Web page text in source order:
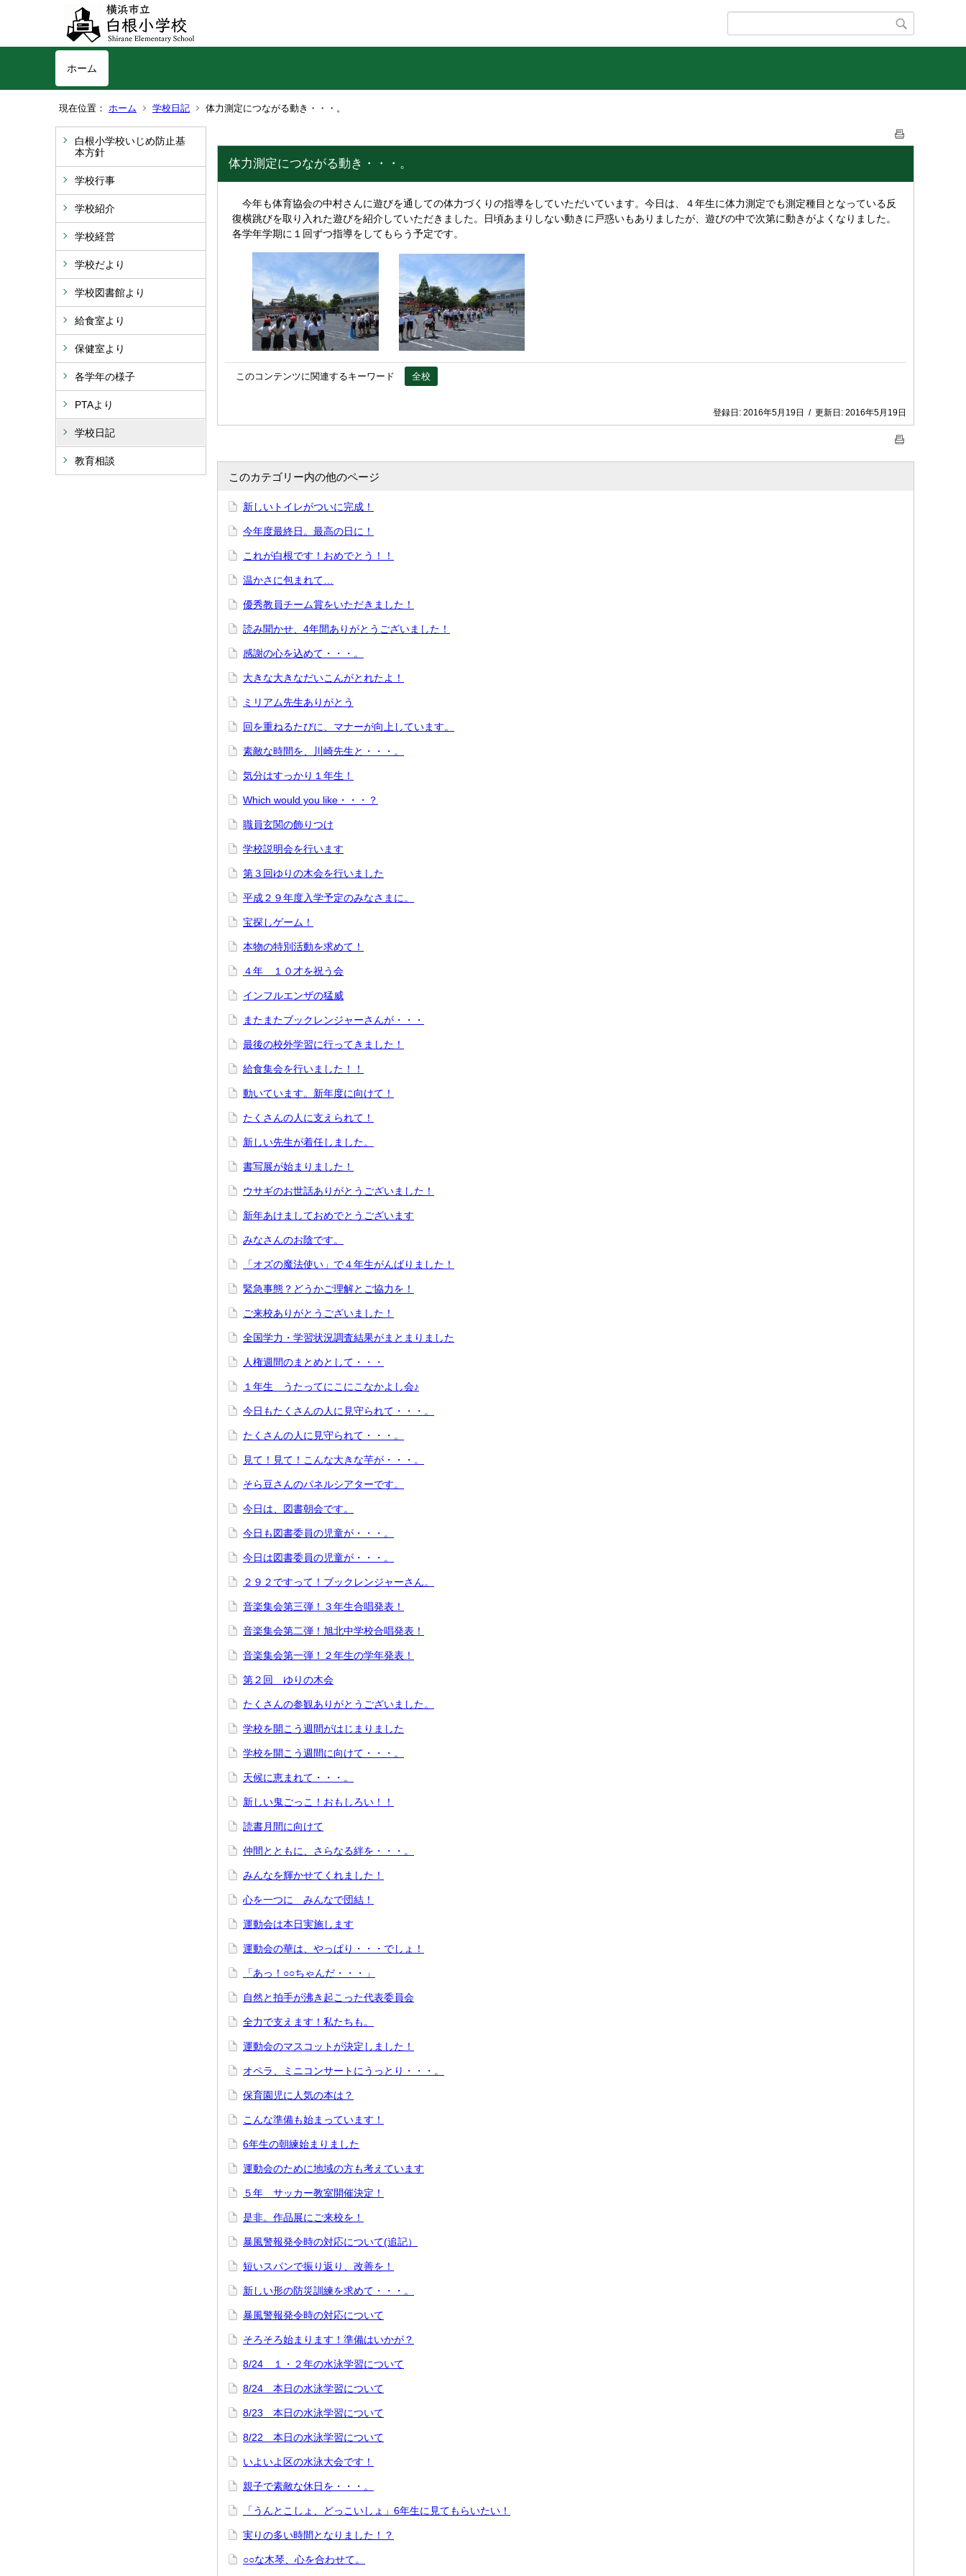
ホーム
現在位置： ホーム 学校日記 体力測定につながる動き・・・。
白根小学校いじめ防止基
本方針
学校行事
学校紹介
学校経営
学校だより
学校図書館より
給食室より
保健室より
各学年の様子
PTAより
学校日記
教育相談
体力測定につながる動き・・・。
今年も体育協会の中村さんに遊びを通しての体力づくりの指導をしていただいています。今日は、４年生に体力測定でも測定種目となっている反
復横跳びを取り入れた遊びを紹介していただきました。日頃あまりしない動きに戸惑いもありましたが、遊びの中で次第に動きがよくなりました。
各学年学期に１回ずつ指導をしてもらう予定です。
このコンテンツに関連するキーワード 全校
登録日: 2016年5月19日 / 更新日: 2016年5月19日
このカテゴリー内の他のページ
新しいトイレがついに完成！
今年度最終日。最高の日に！
これが白根です！おめでとう！！
温かさに包まれて…
優秀教員チーム賞をいただきました！
読み聞かせ、4年間ありがとうございました！
感謝の心を込めて・・・。
大きな大きなだいこんがとれたよ！
ミリアム先生ありがとう
回を重ねるたびに、マナーが向上しています。
素敵な時間を、川崎先生と・・・。
気分はすっかり１年生！
Which would you like・・・？
職員玄関の飾りつけ
学校説明会を行います
第３回ゆりの木会を行いました
平成２９年度入学予定のみなさまに。
宝探しゲーム！
本物の特別活動を求めて！
４年 １０才を祝う会
インフルエンザの猛威
またまたブックレンジャーさんが・・・
最後の校外学習に行ってきました！
給食集会を行いました！！
動いています。新年度に向けて！
たくさんの人に支えられて！
新しい先生が着任しました。
書写展が始まりました！
ウサギのお世話ありがとうございました！
新年あけましておめでとうございます
みなさんのお陰です。
「オズの魔法使い」で４年生がんばりました！
緊急事態？どうかご理解とご協力を！
ご来校ありがとうございました！
全国学力・学習状況調査結果がまとまりました
人権週間のまとめとして・・・
１年生 うたってにこにこなかよし会♪
今日もたくさんの人に見守られて・・・。
たくさんの人に見守られて・・・。
見て！見て！こんな大きな芋が・・・。
そら豆さんのパネルシアターです。
今日は、図書朝会です。
今日も図書委員の児童が・・・。
今日は図書委員の児童が・・・。
２９２ですって！ブックレンジャーさん。
音楽集会第三弾！３年生合唱発表！
音楽集会第二弾！旭北中学校合唱発表！
音楽集会第一弾！２年生の学年発表！
第２回 ゆりの木会
たくさんの参観ありがとうございました。
学校を開こう週間がはじまりました
学校を開こう週間に向けて・・・。
天候に恵まれて・・・。
新しい鬼ごっこ！おもしろい！！
読書月間に向けて
仲間とともに、さらなる絆を・・・。
みんなを輝かせてくれました！
心を一つに みんなで団結！
運動会は本日実施します
運動会の華は、やっぱり・・・でしょ！
「あっ！○○ちゃんだ・・・」
自然と拍手が沸き起こった代表委員会
全力で支えます！私たちも。
運動会のマスコットが決定しました！
オペラ、ミニコンサートにうっとり・・・。
保育園児に人気の本は？
こんな準備も始まっています！
6年生の朝練始まりました
運動会のために地域の方も考えています
５年 サッカー教室開催決定！
是非。作品展にご来校を！
暴風警報発令時の対応について(追記）
短いスパンで振り返り、改善を！
新しい形の防災訓練を求めて・・・。
暴風警報発令時の対応について
そろそろ始まります！準備はいかが？
8/24 １・２年の水泳学習について
8/24 本日の水泳学習について
8/23 本日の水泳学習について
8/22 本日の水泳学習について
いよいよ区の水泳大会です！
親子で素敵な休日を・・・。
「うんとこしょ、どっこいしょ」6年生に見てもらいたい！
実りの多い時間となりました！？
○○な木琴、心を合わせて。